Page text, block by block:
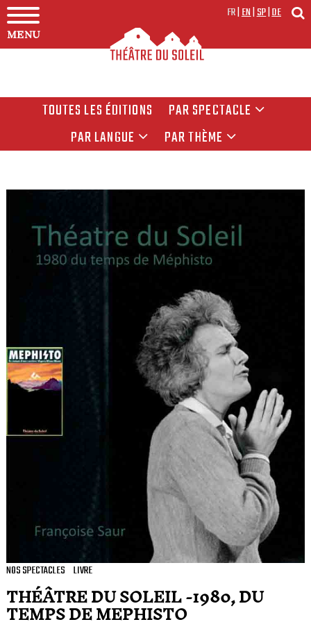
MENU
FR|EN|SP|DE
TOUTES LES ÉDITIONS
PAR SPECTACLE
PAR LANGUE
PAR THÈME
NOS SPECTACLES LIVRE
THÉÂTRE DU SOLEIL -1980, DU
TEMPS DE MEPHISTO